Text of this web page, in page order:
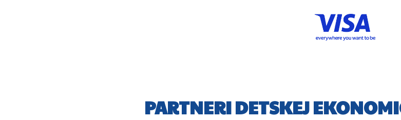
PARTNERI DETSKEJ